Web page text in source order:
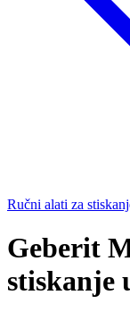
Ručni alati za
Geberit
stiskanje